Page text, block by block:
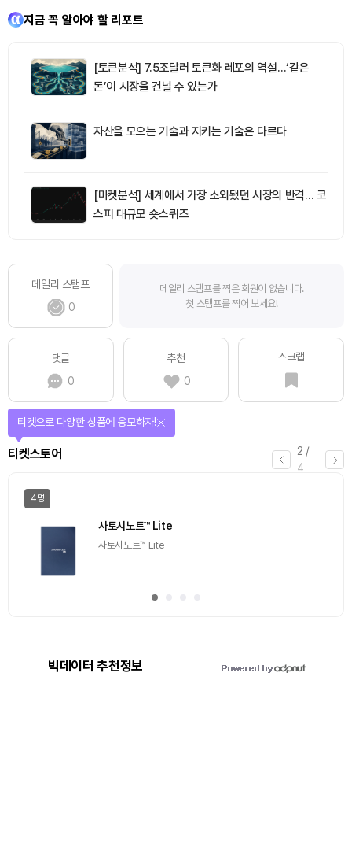
지금 꼭 알아야 할 리포트
[토큰분석] 7.5조달러 토큰화 레포의 역설…‘같은
돈’이 시장을 건널 수 있는가
자산을 모으는 기술과 지키는 기술은 다르다
[마켓분석] 세계에서 가장 소외됐던 시장의 반격… 코
스피 대규모 숏스퀴즈
데일리 스탬프
0
데일리 스탬프를 찍은 회원이 없습니다.
첫 스탬프를 찍어 보세요!
댓글
0
추천
0
스크랩
2 /
4
티켓스토어
티켓으로 다양한 상품에 응모하자!
4명
사토시노트™ Lite
사토시노트™ Lite
빅데이터 추천정보